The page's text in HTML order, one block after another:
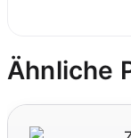
Ähnliche